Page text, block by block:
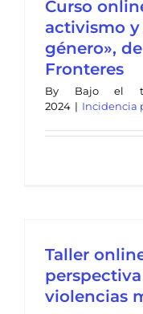
Curso
activismo
género»,
Fronteres
By Bajo el
2024 | Incidencia
Taller
violencias